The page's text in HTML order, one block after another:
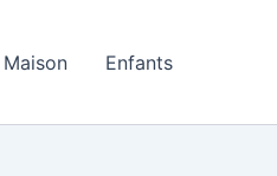
Maison Enfants